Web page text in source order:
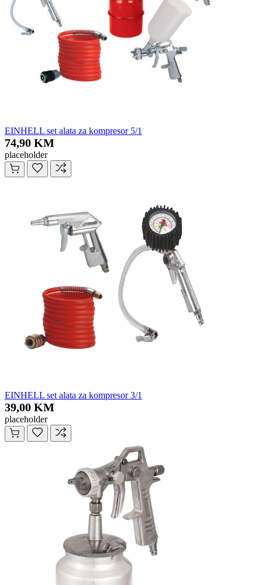
EINHELL set alata za kompresor 5/1
74,90 KM
placeholder
EINHELL set alata za kompresor 3/1
39,00 KM
placeholder